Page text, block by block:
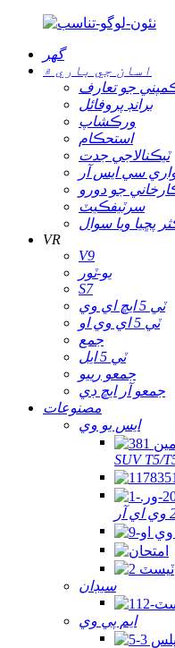
گھر
اسان جي باري ۾
جو تعارف
برانڊ پروفائل
ورڪشاپ
استحڪام
ٽيڪنالاجي جدت
سي ايس آر
جو دورو
سرٽيفڪيٽ
پڇيا ويا سوال
VR
V9
يو-ٽور
S7
ٽي 5 ايڇ اي وي
ٽي 5 اي وي او
جمع
ٽي 5 ايل
جمعو رييو
جمعو آر ايڇ ڊي
مصنوعات
ايس يو وي
SUV T5/
سيڊان
ايم پي وي